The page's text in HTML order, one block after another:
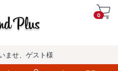
0
ませ、ゲスト様